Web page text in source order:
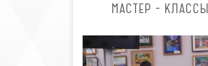
МАСТЕР -